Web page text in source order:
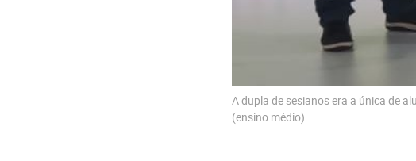
A dupla de sesianos era a única de
(ensino médio)